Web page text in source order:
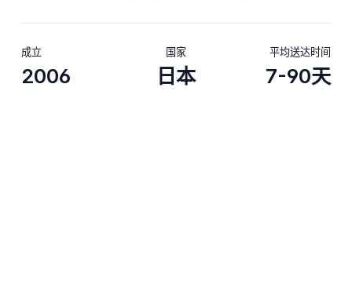
成立
2006
国家
日本
平均送达时间
7-90天